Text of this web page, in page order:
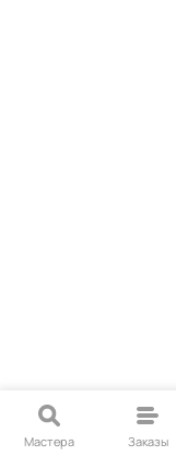
Мастера Заказы